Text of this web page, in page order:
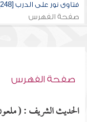
فتاوى نور على الدرب [248]
صفحة الفهرس
صفحة الفهرس
الحديث الشريف : (